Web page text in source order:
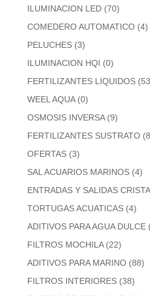
ILUMINACION LED (70)
COMEDERO AUTOMATICO (4)
PELUCHES (3)
ILUMINACION HQI (0)
FERTILIZANTES LIQUIDOS
WEEL AQUA (0)
OSMOSIS INVERSA (9)
FERTILIZANTES SUSTRATO
OFERTAS (3)
SAL ACUARIOS MARINOS (4)
ENTRADAS Y SALIDAS
TORTUGAS ACUATICAS (4)
ADITIVOS PARA AGUA DULCE
FILTROS MOCHILA (22)
ADITIVOS PARA MARINO (88)
FILTROS INTERIORES (38)